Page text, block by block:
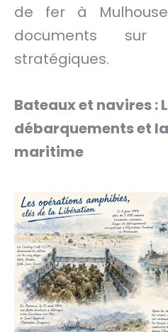
de fer à
documents sur
stratégiques.
Bateaux et navires :
débarquements et
maritime